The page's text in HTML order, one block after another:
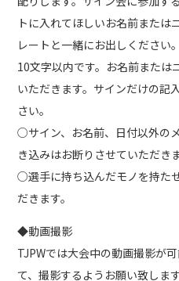
トに入れてほしいお名前または
レートと一緒にお出しください
10文字以内です。お名前または
いただきます。サインだけの記
さい。
○サイン、お名前、日付以外の
き込みはお断りさせていただきま
○選手に持ち込んだモノを持た
だきます。
◆動画撮影
TJPWでは大会中の動画撮影が
て、撮影するようお願い致します